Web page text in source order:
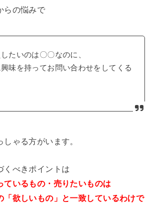
らの悩みで
たいのは〇〇なのに、
味を持ってお問い合わせをしてくる
ゃる方がいます。
くべきポイントは
ているもの・売りたいものは
「欲しいもの」と一致しているわけで